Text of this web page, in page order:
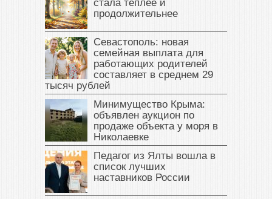
стала теплее и
продолжительнее
Севастополь: новая
семейная выплата для
работающих родителей
составляет в среднем 29
тысяч рублей
Минимущество Крыма:
объявлен аукцион по
продаже объекта у моря в
Николаевке
Педагог из Ялты вошла в
список лучших
наставников России